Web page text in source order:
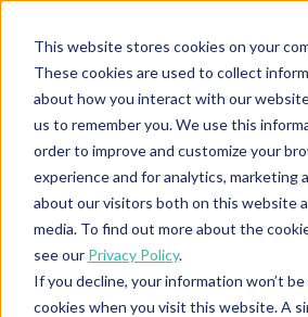
This website stores cookies on your
These cookies are used to collect
about how you interact with our
us to remember you. We use this
order to improve and customize your
experience and for analytics, marketing
about our visitors both on this website
media. To find out more about the
see our Privacy Policy.
If you decline, your information won’t
cookies when you visit this website. A
Diensten
Migreer
Verbeter & moderniseer
Integreer
Succesverhalen
Branches
Fintech
Terug
The cloud is
Joost